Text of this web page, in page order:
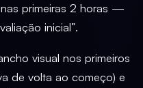
primeiras 2 horas —
inicial”.
visual nos primeiros
de volta ao começo) e